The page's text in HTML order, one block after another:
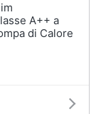
A++ a
di Calore